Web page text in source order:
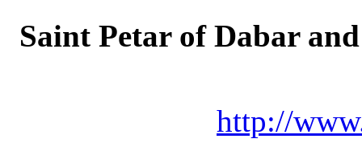
Saint Petar of Dabar
http://